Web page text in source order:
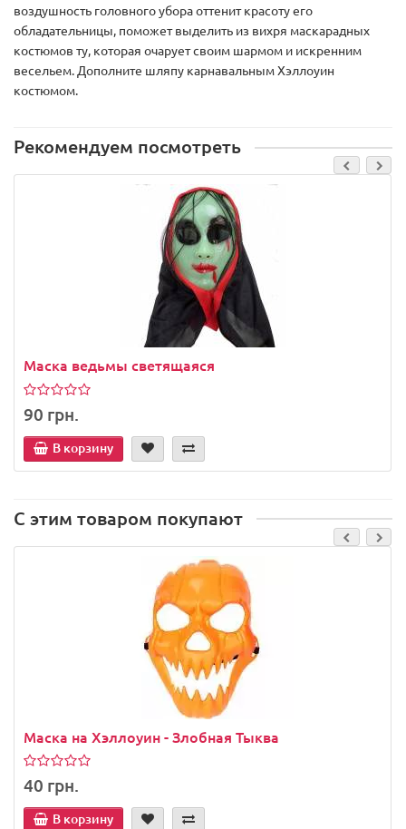
воздушность головного убора оттенит красоту его
обладательницы, поможет выделить из вихря маскарадных
костюмов ту, которая очарует своим шармом и искренним
весельем. Дополните шляпу карнавальным Хэллоуин
костюмом.
Рекомендуем посмотреть
Маска ведьмы светящаяся
90 грн.
В корзину
С этим товаром покупают
Маска на Хэллоуин - Злобная Тыква
40 грн.
В корзину